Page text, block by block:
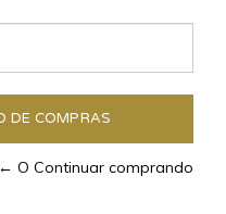
← O Continuar comprando